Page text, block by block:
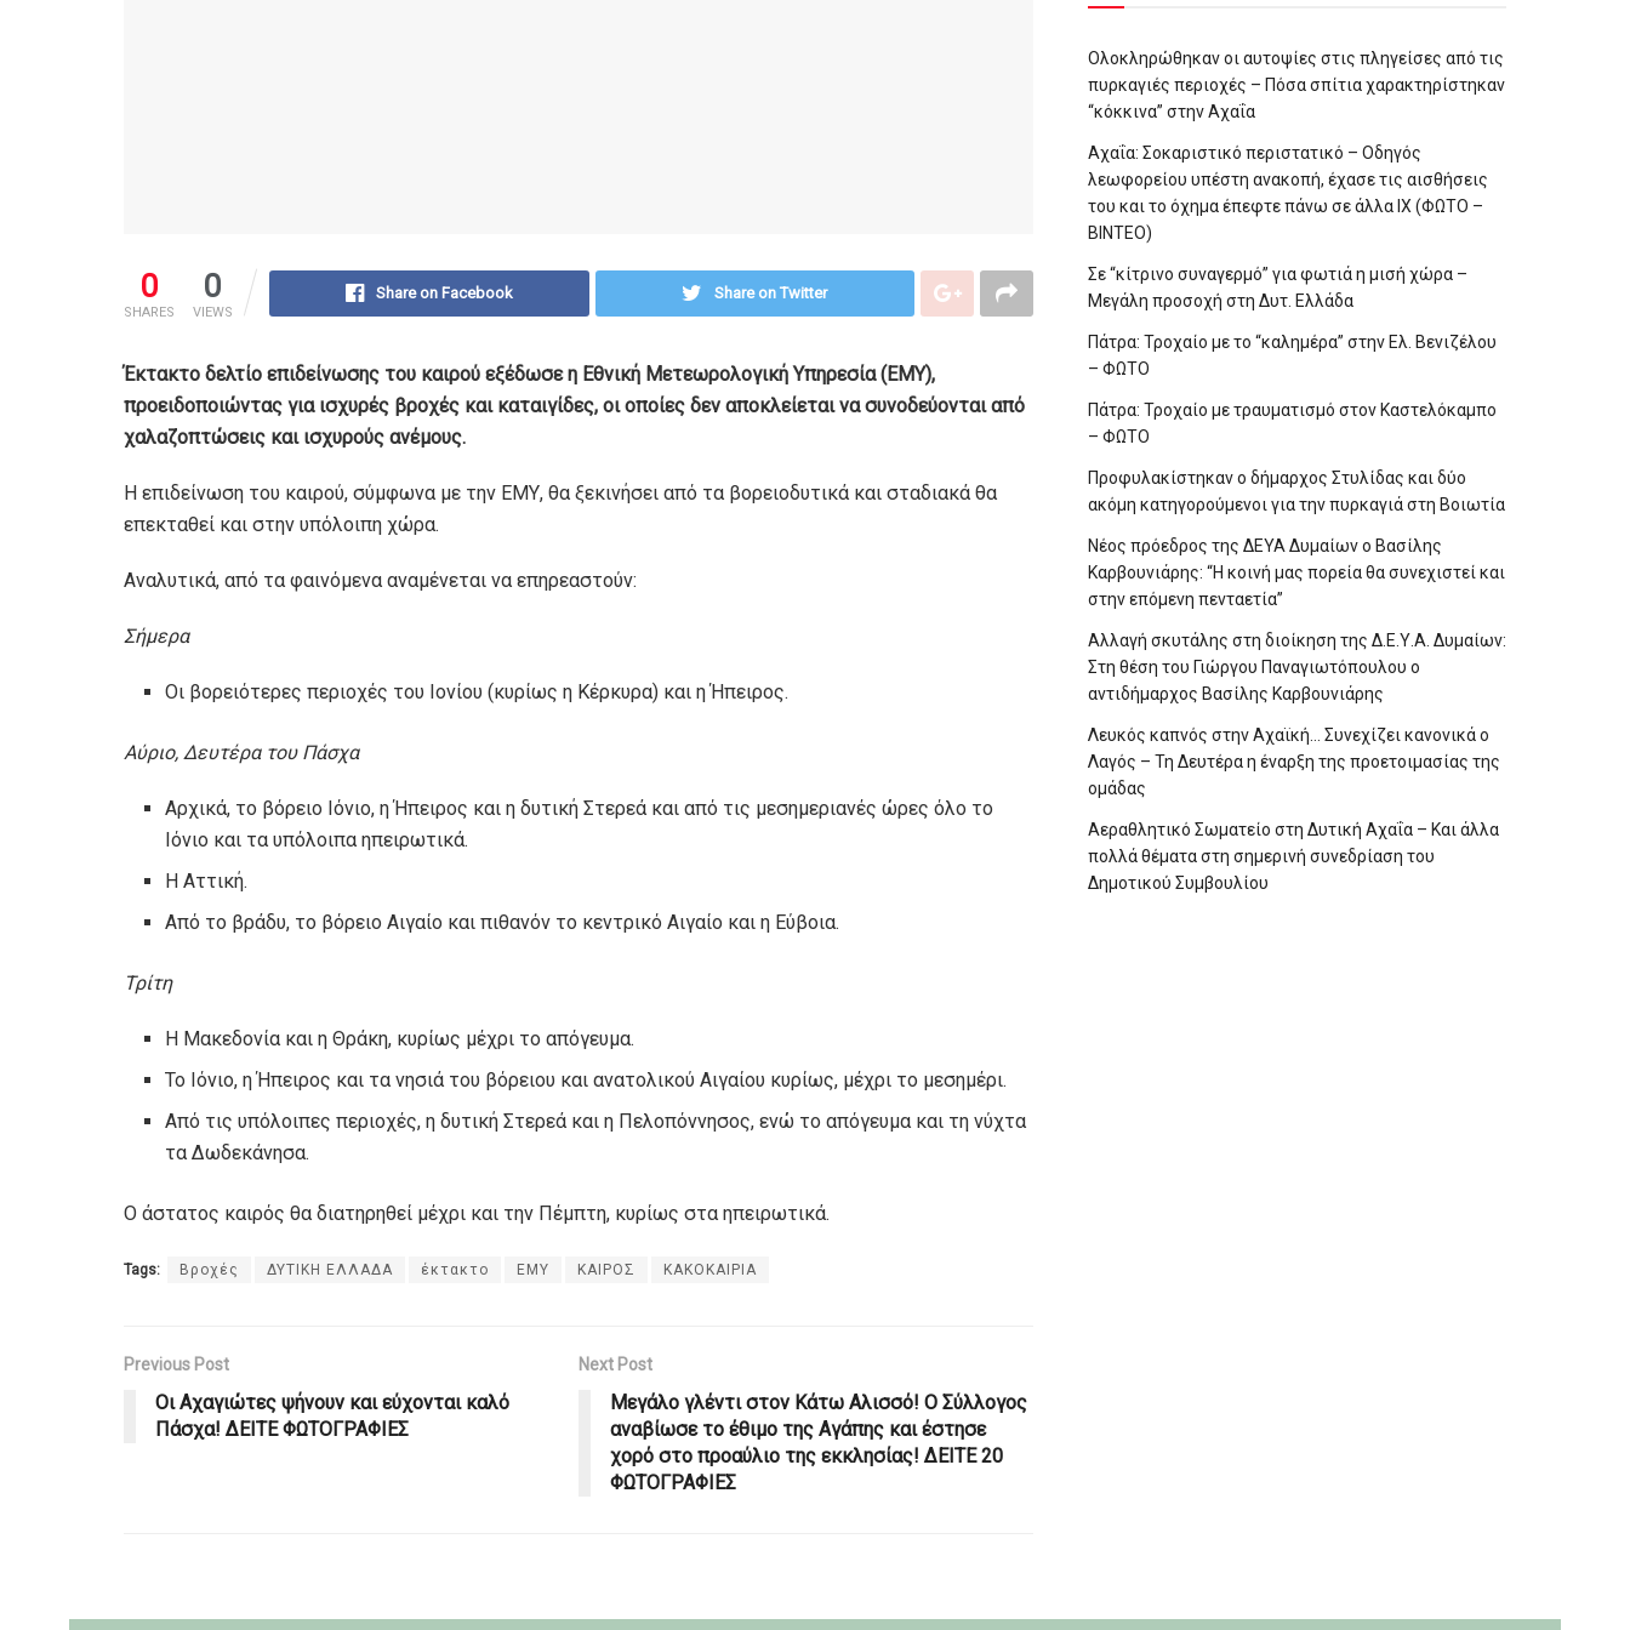
0
SHARES
0
VIEWS
Share on Facebook Share on Twitter
Έκτακτο δελτίο επιδείνωσης του καιρού εξέδωσε η Εθνική Μετεωρολογική Υπηρεσία (ΕΜΥ),
προειδοποιώντας για ισχυρές βροχές και καταιγίδες, οι οποίες δεν αποκλείεται να συνοδεύονται από
χαλαζοπτώσεις και ισχυρούς ανέμους.
Η επιδείνωση του καιρού, σύμφωνα με την ΕΜΥ, θα ξεκινήσει από τα βορειοδυτικά και σταδιακά θα
επεκταθεί και στην υπόλοιπη χώρα.
Αναλυτικά, από τα φαινόμενα αναμένεται να επηρεαστούν:
Σήμερα
Οι βορειότερες περιοχές του Ιονίου (κυρίως η Κέρκυρα) και η Ήπειρος.
Αύριο, Δευτέρα του Πάσχα
Αρχικά, το βόρειο Ιόνιο, η Ήπειρος και η δυτική Στερεά και από τις μεσημεριανές ώρες όλο το
Ιόνιο και τα υπόλοιπα ηπειρωτικά.
Η Αττική.
Από το βράδυ, το βόρειο Αιγαίο και πιθανόν το κεντρικό Αιγαίο και η Εύβοια.
Τρίτη
Η Μακεδονία και η Θράκη, κυρίως μέχρι το απόγευμα.
Το Ιόνιο, η Ήπειρος και τα νησιά του βόρειου και ανατολικού Αιγαίου κυρίως, μέχρι το μεσημέρι.
Από τις υπόλοιπες περιοχές, η δυτική Στερεά και η Πελοπόννησος, ενώ το απόγευμα και τη νύχτα
τα Δωδεκάνησα.
Ο άστατος καιρός θα διατηρηθεί μέχρι και την Πέμπτη, κυρίως στα ηπειρωτικά.
Tags: Βροχές ΔΥΤΙΚΗ ΕΛΛΑΔΑ έκτακτο ΕΜΥ ΚΑΙΡΟΣ ΚΑΚΟΚΑΙΡΙΑ
Previous Post
Οι Αχαγιώτες ψήνουν και εύχονται καλό
Πάσχα! ΔΕΙΤΕ ΦΩΤΟΓΡΑΦΙΕΣ
Next Post
Μεγάλο γλέντι στον Κάτω Αλισσό! Ο Σύλλογος
αναβίωσε το έθιμο της Αγάπης και έστησε
χορό στο προαύλιο της εκκλησίας! ΔΕΙΤΕ 20
ΦΩΤΟΓΡΑΦΙΕΣ
Ολοκληρώθηκαν οι αυτοψίες στις πληγείσες από τις
πυρκαγιές περιοχές – Πόσα σπίτια χαρακτηρίστηκαν
“κόκκινα” στην Αχαΐα
Αχαΐα: Σοκαριστικό περιστατικό – Οδηγός
λεωφορείου υπέστη ανακοπή, έχασε τις αισθήσεις
του και το όχημα έπεφτε πάνω σε άλλα ΙΧ (ΦΩΤΟ –
ΒΙΝΤΕΟ)
Σε “κίτρινο συναγερμό” για φωτιά η μισή χώρα –
Μεγάλη προσοχή στη Δυτ. Ελλάδα
Πάτρα: Τροχαίο με το “καλημέρα” στην Ελ. Βενιζέλου
– ΦΩΤΟ
Πάτρα: Τροχαίο με τραυματισμό στον Καστελόκαμπο
– ΦΩΤΟ
Προφυλακίστηκαν ο δήμαρχος Στυλίδας και δύο
ακόμη κατηγορούμενοι για την πυρκαγιά στη Βοιωτία
Νέος πρόεδρος της ΔΕΥΑ Δυμαίων ο Βασίλης
Καρβουνιάρης: “Η κοινή μας πορεία θα συνεχιστεί και
στην επόμενη πενταετία”
Αλλαγή σκυτάλης στη διοίκηση της Δ.Ε.Υ.Α. Δυμαίων:
Στη θέση του Γιώργου Παναγιωτόπουλου ο
αντιδήμαρχος Βασίλης Καρβουνιάρης
Λευκός καπνός στην Αχαϊκή… Συνεχίζει κανονικά ο
Λαγός – Τη Δευτέρα η έναρξη της προετοιμασίας της
ομάδας
Αεραθλητικό Σωματείο στη Δυτική Αχαΐα – Και άλλα
πολλά θέματα στη σημερινή συνεδρίαση του
Δημοτικού Συμβουλίου